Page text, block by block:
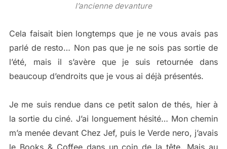
l’ancienne devanture
Cela faisait bien longtemps que je ne vous avais pas
parlé de resto… Non pas que je ne sois pas sortie de
l’été, mais il s’avère que je suis retournée dans
beaucoup d’endroits que je vous ai déjà présentés.
Je me suis rendue dans ce petit salon de thés, hier à
la sortie du ciné. J’ai longuement hésité… Mon chemin
m’a menée devant Chez Jef, puis le Verde nero, j’avais
le Books & Coffee dans un coin de la tête. Mais au